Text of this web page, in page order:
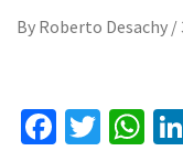
By Roberto Desachy /